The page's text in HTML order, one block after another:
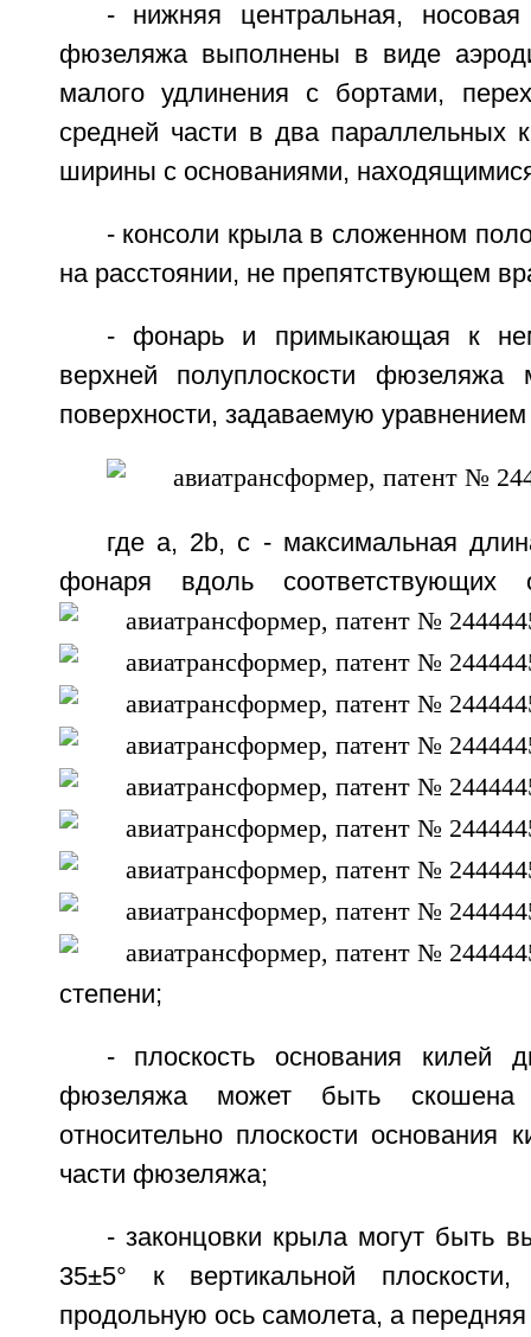
- нижняя центральная,
фюзеляжа выполнены в виде
малого удлинения с бортами,
средней части в два параллельных
ширины с основаниями,
- консоли крыла в сложенном
на расстоянии, не препятствующем
- фонарь и примыкающая к
верхней полуплоскости фюзеляжа
поверхности, задаваемую уравнением
где а, 2b, с - максимальная
фонаря вдоль соответствующих
степени;
- плоскость основания килей
фюзеляжа может быть
относительно плоскости основания
части фюзеляжа;
- законцовки крыла могут быть
35±5° к вертикальной
продольную ось самолета, а